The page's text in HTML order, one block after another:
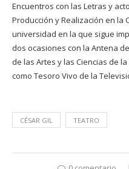
Encuentros con las Letras y
Producción y Realización en la
universidad en la que sigue
dos ocasiones con la Antena
de las Artes y las Ciencias de
como Tesoro Vivo de la
CÉSAR GIL TEATRO